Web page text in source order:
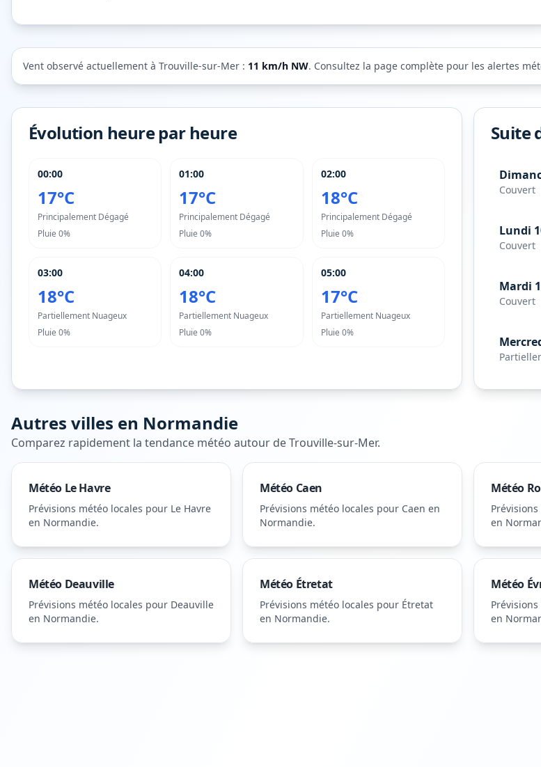
Vent observé actuellement à Trouville-sur-Mer : 11 km/h NW. Consultez la page complète pour les alertes
Évolution heure par heure
00:00
17°C
Principalement Dégagé
Pluie 0%
01:00
17°C
Principalement Dégagé
Pluie0%
02:00
18°C
Principalement Dégagé
Pluie 0%
03:00
18°C
Partiellement Nuageux
Pluie 0%
04:00
18°C
Partiellement Nuageux
Pluie0%
05:00
17°C
Partiellement Nuageux
Pluie 0%
Suite
Couvert
Lundi
Couvert
Mardi
Couvert
Autres villes en Normandie
Comparez rapidement la tendance météo autour deTrouville-sur-Mer.
Météo Le Havre
Prévisions météo locales pour Le Havre
en Normandie.
Météo Caen
Prévisions météo locales pour Caen en
Normandie.
Météo
en
Météo Deauville
Prévisions météo locales pour Deauville
en Normandie.
Météo Étretat
Prévisions météo locales pour Étretat
en Normandie.
Météo
en